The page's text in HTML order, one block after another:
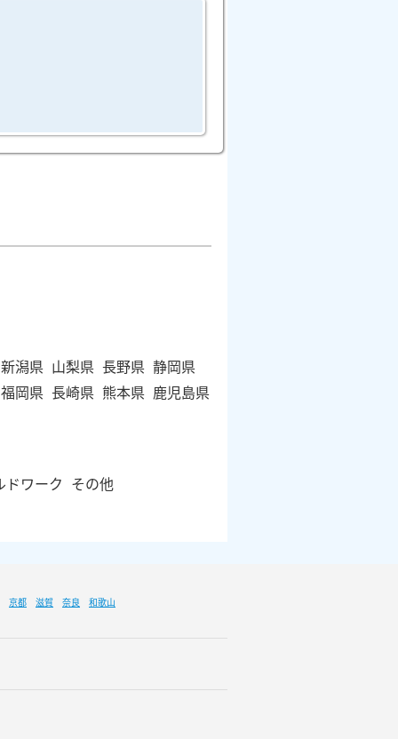
新潟県 山梨県 長野県 静岡県
福岡県 長崎県 熊本県 鹿児島県
ドワーク その他
京都 滋賀 奈良 和歌山